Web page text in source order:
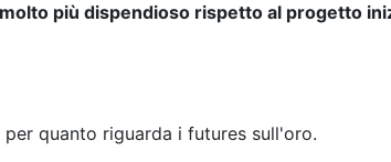
più dispendioso rispetto al progetto
quanto riguarda i futures sull'oro.